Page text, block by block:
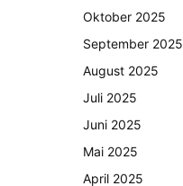
Oktober 2025
September 2025
August 2025
Juli 2025
Juni 2025
Mai 2025
April 2025